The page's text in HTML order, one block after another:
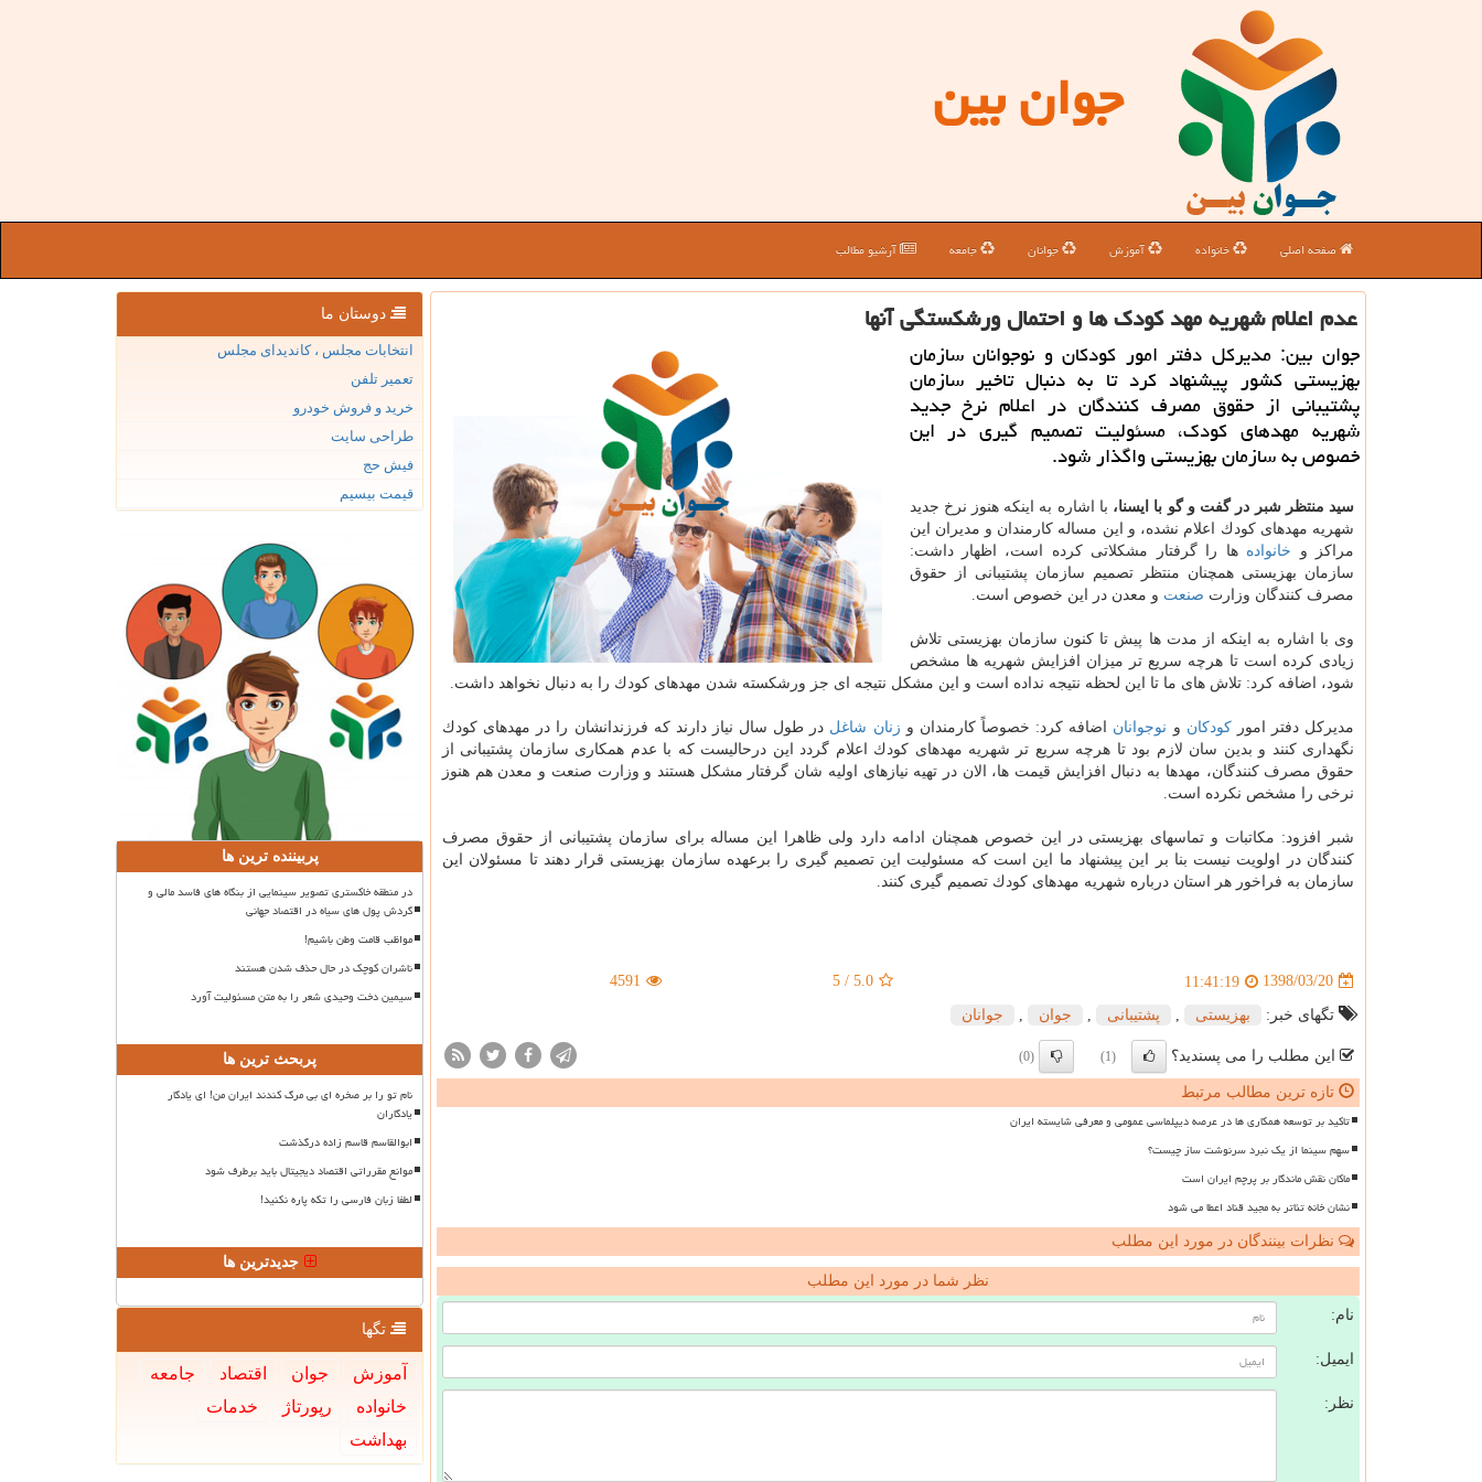
جوان بین
صفحه اصلی خانواده آموزش جوانان جامعه آرشیو مطالب
عدم اعلام شهریه مهد كودك ها و احتمال ورشكستگی آنها
جوان بین: مدیركل دفتر امور كودكان و نوجوانان سازمان
بهزیستی كشور پیشنهاد كرد تا به دنبال تاخیر سازمان
پشتیبانی از حقوق مصرف كنندگان در اعلام نرخ جدید
شهریه مهدهای كودك، مسئولیت تصمیم گیری در این
خصوص به سازمان بهزیستی واگذار شود.
سید منتظر شبر در گفت و گو با ایسنا، با اشاره به اینكه هنوز نرخ جدید
شهریه مهدهای كودك اعلام نشده، و این مساله كارمندان و مدیران این
مراكز و خانواده ها را گرفتار مشكلاتی كرده است، اظهار داشت:
سازمان بهزیستی همچنان منتظر تصمیم سازمان پشتیبانی از حقوق
مصرف كنندگان وزارت صنعت و معدن در این خصوص است.
وی با اشاره به اینكه از مدت ها پیش تا كنون سازمان بهزیستی تلاش
زیادی كرده است تا هرچه سریع تر میزان افزایش شهریه ها مشخص
شود، اضافه كرد: تلاش های ما تا این لحظه نتیجه نداده است و این مشكل نتیجه ای جز ورشكسته شدن مهدهای كودك را به دنبال نخواهد داشت.
مدیركل دفتر اموركودكان و نوجوانان اضافه كرد: خصوصاً كارمندان و زنان شاغل در طول سال نیاز دارند كه فرزندانشان را در مهدهای كودك
نگهداری كنند و بدین سان لازم بود تا هرچه سریع تر شهریه مهدهای كودك اعلام گردد این درحالیست كه با عدم همكاری سازمان پشتیبانی از
حقوق مصرف كنندگان، مهدها به دنبال افزایش قیمت ها، الان در تهیه نیازهای اولیه شان گرفتار مشكل هستند و وزارت صنعت و معدن هم هنوز
نرخی را مشخص نكرده است.
شبر افزود: مكاتبات و تماسهای بهزیستی در این خصوص همچنان ادامه دارد ولی ظاهرا این مساله برای سازمان پشتیبانی از حقوق مصرف
كنندگان در اولویت نیست بنا بر این پیشنهاد ما این است كه مسئولیت این تصمیم گیری را برعهده سازمان بهزیستی قرار دهند تا مسئولان این
سازمان به فراخور هر استان درباره شهریه مهدهای كودك تصمیم گیری كنند.
1398/03/20
11:41:19
5.0
/
5
4591
تگهای خبر: بهزیستی پشتیبانی جوان جوانان
این مطلب را می پسندید؟ (1)
(0)
تازه ترین مطالب مرتبط
تاکید بر توسعه همکاری ها در عرصه دیپلماسی عمومی و معرفی شایسته ایران
سهم سینما از یک نبرد سرنوشت ساز چیست؟
ماکان نقش ماندگار بر پرچم ایران است
نشان خانه تئاتر به مجید قناد اعطا می شود
نظرات بینندگان در مورد این مطلب
نظر شما در مورد این مطلب
نام:
ایمیل:
نظر:
دوستان ما
انتخابات مجلس ، کاندیدای مجلس
تعمیر تلفن
خرید و فروش خودرو
طراحی سایت
فیش حج
قیمت بیسیم
پربیننده ترین ها
در منطقه خاکستری تصویر سینمایی از بنگاه های فاسد مالی و
گردش پول های سیاه در اقتصاد جهانی
مواظب قامت وطن باشیم!
ناشران کوچک در حال حذف شدن هستند
سیمین دخت وحیدی شعر را به متن مسئولیت آورد
پربحث ترین ها
نام تو را بر صخره ای بی مرگ کندند ایران من! ای یادگار
یادگاران
ابوالقاسم قاسم زاده درگذشت
موانع مقرراتی اقتصاد دیجیتال باید برطرف شود
لطفا زبان فارسی را تکه پاره نکنید!
جدیدترین ها
تگها
آموزش جوان اقتصاد
جامعه
خانواده
رپورتاژ
خدمات
بهداشت